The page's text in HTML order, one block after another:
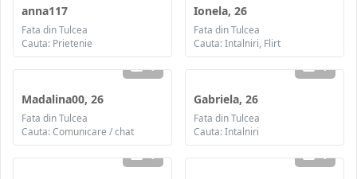
anna117
Fata din Tulcea
Cauta: Prietenie
Ionela, 26
Fata din Tulcea
Cauta: Intalniri, Flirt
1
Madalina00, 26
Fata din Tulcea
Cauta: Comunicare / chat
1
Gabriela, 26
Fata din Tulcea
Cauta: Intalniri
1 1